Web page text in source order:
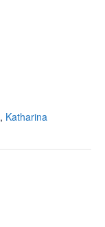
, Katharina